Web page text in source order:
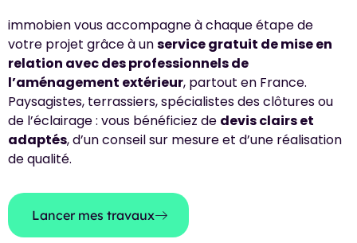
immobien vous accompagne à chaque étape de
votre projet grâce à unservice gratuit de mise en
relation avec des professionnels de
l’aménagement extérieur, partout en France.
Paysagistes, terrassiers, spécialistes des clôtures ou
de l’éclairage : vous bénéficiez de devis clairs et
adaptés, d’un conseil sur mesure et d’une réalisation
de qualité.
Lancer mes travaux